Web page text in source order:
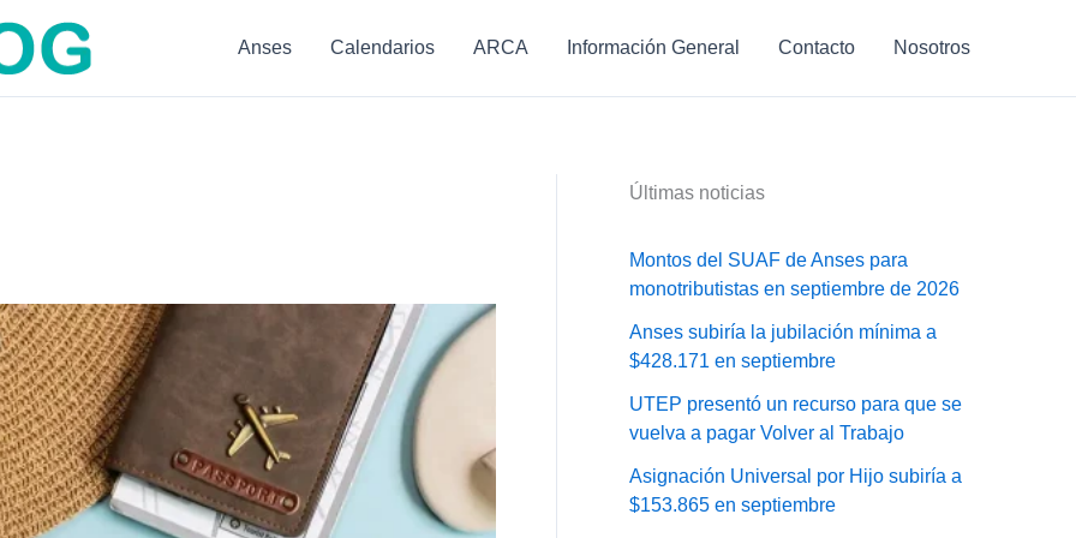
Anses Calendarios ARCA Información General Contacto Nosotros
Últimas noticias
Montos del SUAF de Anses para
monotributistas en septiembre de 2026
Anses subiría la jubilación mínima a
$428.171 en septiembre
UTEP presentó un recurso para que se
vuelva a pagar Volver al Trabajo
Asignación Universal por Hijo subiría a
$153.865 en septiembre